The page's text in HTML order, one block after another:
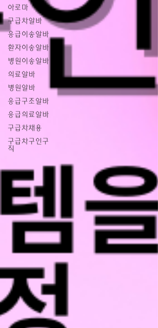
아로마
구급차알바
응급이송알바
환자이송알바
병원이송알바
의료알바
병원알바
응급구조알바
응급의료알바
구급차채용
구급차구인구
직